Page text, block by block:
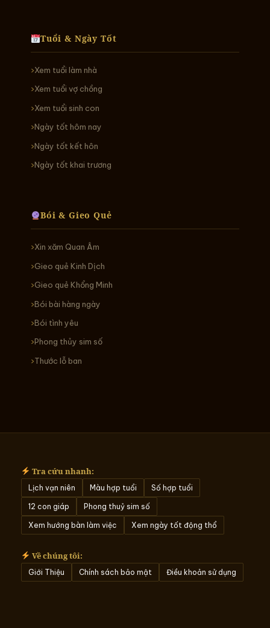
Tuổi & Ngày Tốt
Xem tuổi làm nhà
Xem tuổi vợ chồng
Xem tuổi sinh con
Ngày tốt hôm nay
Ngày tốt kết hôn
Ngày tốt khai trương
Bói & Gieo Quẻ
Xin xăm Quan Âm
Gieo quẻ Kinh Dịch
Gieo quẻ Khổng Minh
Bói bài hàng ngày
Bói tình yêu
Phong thủy sim số
Thước lỗ ban
Tra cứu nhanh:
Lịch vạn niên Màu hợp tuổi Số hợp tuổi
12 con giáp Phong thuỷ sim số
Xem hướng bàn làm việc Xem ngày tốt động thổ
Về chúng tôi:
Giới Thiệu Chính sách bảo mật Điều khoản sử dụng